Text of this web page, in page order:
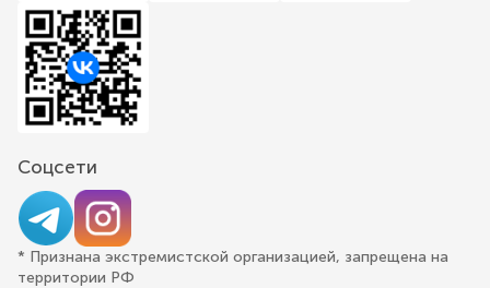
Соцсети
* Признана экстремистской организацией, запрещена на
территории РФ